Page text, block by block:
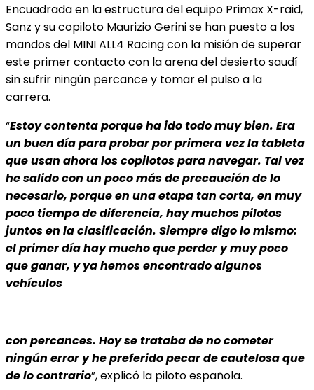
Encuadrada en la estructura del equipo Primax X-raid,
Sanz y su copiloto Maurizio Gerini se han puesto a los
mandos del MINI ALL4 Racing con la misión de superar
este primer contacto con la arena del desierto saudí
sin sufrir ningún percance y tomar el pulso a la
carrera.
“Estoy contenta porque ha ido todo muy bien. Era
un buen día para probar por primera vez la tableta
que usan ahora los copilotos para navegar. Tal vez
he salido con un poco más de precaución de lo
necesario, porque en una etapa tan corta, en muy
poco tiempo de diferencia, hay muchos pilotos
juntos en la clasificación. Siempre digo lo mismo:
el primer día hay mucho que perder y muy poco
que ganar, y ya hemos encontrado algunos
vehículos
con percances. Hoy se trataba de no cometer
ningún error y he preferido pecar de cautelosa que
de lo contrario”, explicó la piloto española.